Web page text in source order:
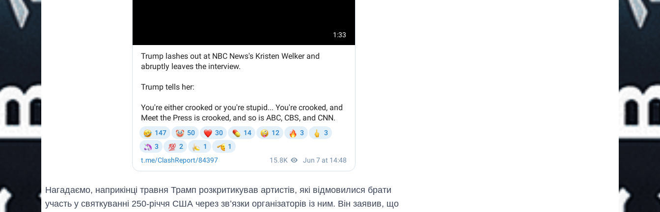
Нагадаємо, наприкінці травня Трамп розкритикував артистів, які відмовилися брати
участь у святкуванні 250-річчя США через зв’язки організаторів із ним. Він заявив, що